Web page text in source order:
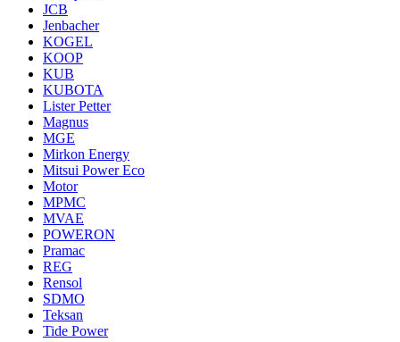
JCB
Jenbacher
KOGEL
KOOP
KUB
KUBOTA
Lister Petter
Magnus
MGE
Mirkon Energy
Mitsui Power Eco
Motor
MPMC
MVAE
POWERON
Pramac
REG
Rensol
SDMO
Teksan
Tide Power